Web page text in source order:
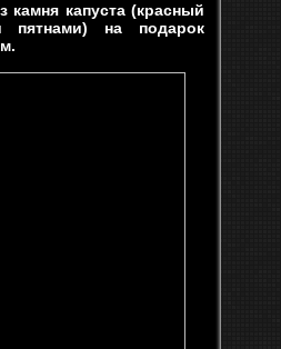
камня капуста (красный
на подарок